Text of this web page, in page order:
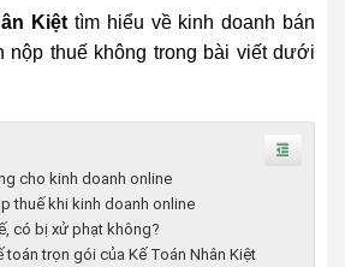
Kiệt tìm hiểu về kinh doanh bán
nộp thuế không trong bài viết dưới
cho kinh doanh online
thuế khi kinh doanh online
có bị xử phạt không?
toán trọn gói của Kế Toán Nhân Kiệt